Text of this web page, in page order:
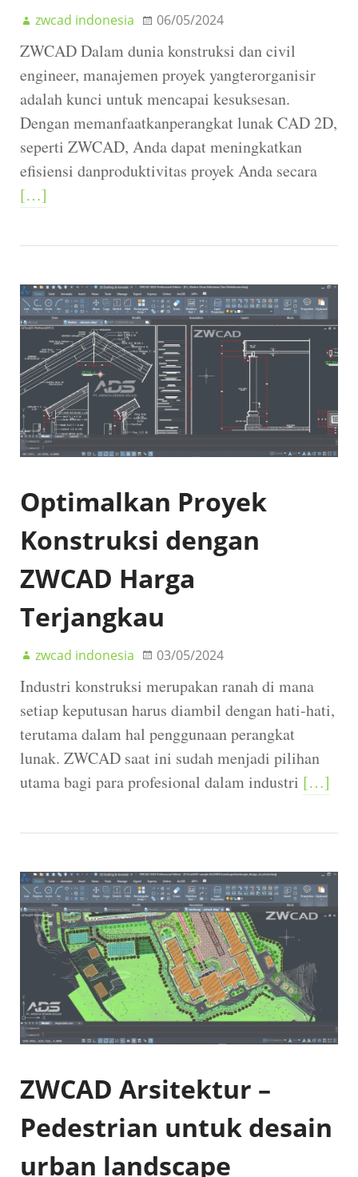
zwcad indonesia 06/05/2024
ZWCAD Dalam dunia konstruksi dan civil
engineer, manajemen proyek yangterorganisir
adalah kunci untuk mencapai kesuksesan.
Dengan memanfaatkanperangkat lunak CAD 2D,
seperti ZWCAD, Anda dapat meningkatkan
efisiensi danproduktivitas proyek Anda secara
[…]
Optimalkan Proyek
Konstruksi dengan
ZWCAD Harga
Terjangkau
zwcad indonesia 03/05/2024
Industri konstruksi merupakan ranah di mana
setiap keputusan harus diambil dengan hati-hati,
terutama dalam hal penggunaan perangkat
lunak. ZWCAD saat ini sudah menjadi pilihan
utama bagi para profesional dalam industri […]
ZWCAD Arsitektur –
Pedestrian untuk desain
urban landscape